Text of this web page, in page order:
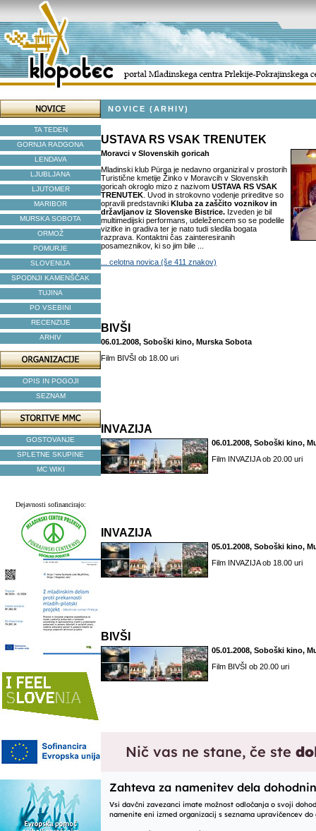
TA TEDEN
GORNJA RADGONA
LENDAVA
LJUBLJANA
LJUTOMER
MARIBOR
MURSKA SOBOTA
ORMOŽ
POMURJE
SLOVENIJA
SPODNJI KAMENŠČAK
TUJINA
PO VSEBINI
RECENZIJE
ARHIV
OPIS IN POGOJI
SEZNAM
GOSTOVANJE
SPLETNE SKUPINE
MC WIKI
Dejavnosti sofinancirajo:
NOVICE (ARHIV)
USTAVA RS VSAK TRENUTEK
Moravci v Slovenskih goricah
Mladinski klub Pürga je nedavno organiziral v prostorih
Turistične kmetije Žinko v Moravcih v Slovenskih
goricah okroglo mizo z nazivom USTAVA RS VSAK
TRENUTEK . Uvod in strokovno vodenje prireditve so
opravili predstavniki Kluba za zaščito voznikov in
državljanov iz Slovenske Bistrice. Izveden je bil
multimedijski performans, udeležencem so se podelile
vizitke in gradiva ter je nato tudi sledila bogata
razprava. Kontaktni čas zainteresiranih
posameznikov, ki so jim bile ...
... celotna novica (še 411 znakov)
BIVŠI
06.01.2008, Soboški kino, Murska Sobota
Film BIVŠI ob 18.00 uri
INVAZIJA
06.01.2008, Soboški kino,
Film INVAZIJA ob 20.00 uri
INVAZIJA
05.01.2008, Soboški kino,
Film INVAZIJA ob 18.00 uri
BIVŠI
05.01.2008, Soboški kino,
Film BIVŠI ob 20.00 uri